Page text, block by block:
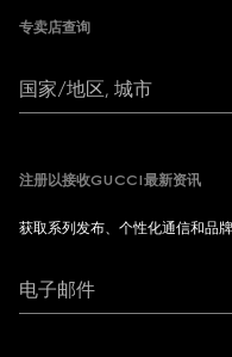
专卖店查询
国家/地区, 城市
注册以接收GUCCI最新资讯
获取系列发布、个性化通信和品
电子邮件